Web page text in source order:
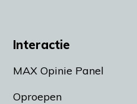
Interactie
MAX Opinie Panel
Oproepen